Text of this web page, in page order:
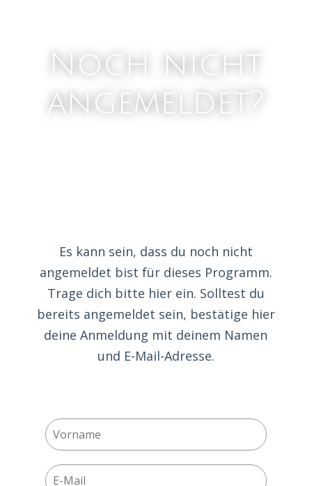
Noch nicht
angemeldet?
Es kann sein, dass du noch nicht
angemeldet bist für dieses Programm.
Trage dich bitte hier ein. Solltest du
bereits angemeldet sein, bestätige hier
deine Anmeldung mit deinem Namen
und E-Mail-Adresse.